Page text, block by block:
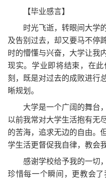
【毕业感言】
时光飞逝，转眼间大学
及告别过去，却又要马不停
时的懵懂与兴奋，大学让我
现实。学业即将结束，在
刻，既是对过去的成败进行
晰规划。
大学是一个广阔的舞台
以前我常对大学生活抱有无
的苦海，追求无边的自由。
学生活更督促我自律，教会
感谢学校给予我的一切
珍惜每一个瞬间，更教会